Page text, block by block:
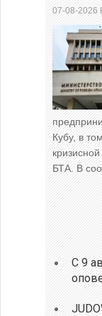
07-08-2026
Кубу, в
БТА. В соо
С 9